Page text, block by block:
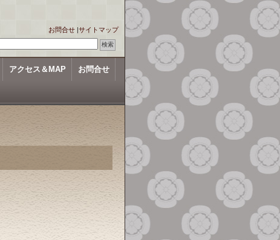
お問合せ |サイトマップ
アクセス＆MAP お問合せ